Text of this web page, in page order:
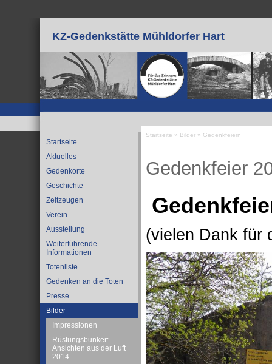
KZ-Gedenkstätte Mühldorfer Hart
Startseite
Aktuelles
Gedenkorte
Geschichte
Zeitzeugen
Verein
Ausstellung
Weiterführende
Informationen
Totenliste
Gedenken an die Toten
Presse
Bilder
Impressionen
Rüstungsbunker:
Ansichten aus der Luft
2014
Startseite » Bilder » Gedenkfeiern
Gedenkfeier
(vielen Dank für